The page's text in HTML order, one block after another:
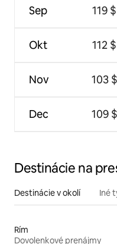
Sep
Okt
Nov
Dec
119
112
103
109
Destinácie na
Destinácie v okolí Iné
Rím
Dovolenkové prenájmy